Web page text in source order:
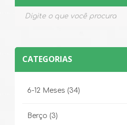
CATEGORIAS
6-12 Meses (34)
Berço (3)